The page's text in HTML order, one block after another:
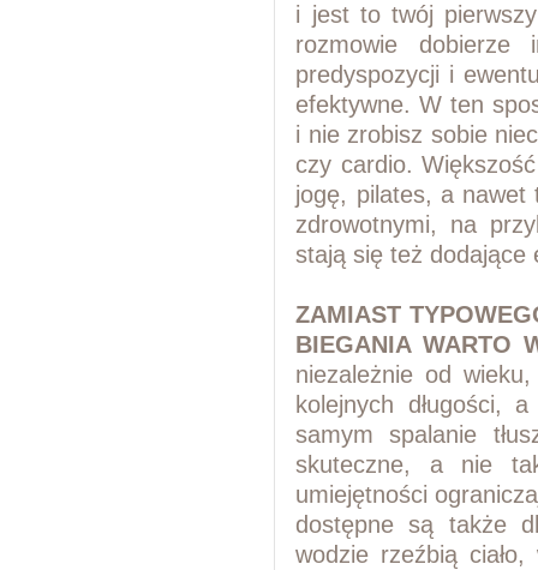
i jest to twój
rozmowie
dobierze
predyspozycji i
efektywne. W ten
i nie zrobisz sobie
czy cardio.
jogę, pilates, a nawet
zdrowotnymi, na
stają się też dodające
ZAMIAST
BIEGANIA WARTO
niezależnie od
kolejnych
długości,
samym
spalanie
skuteczne,
a nie
umiejętności
dostępne są także
wodzie rzeźbią